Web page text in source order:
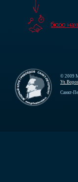
© 2009
Ул.
Санкт-